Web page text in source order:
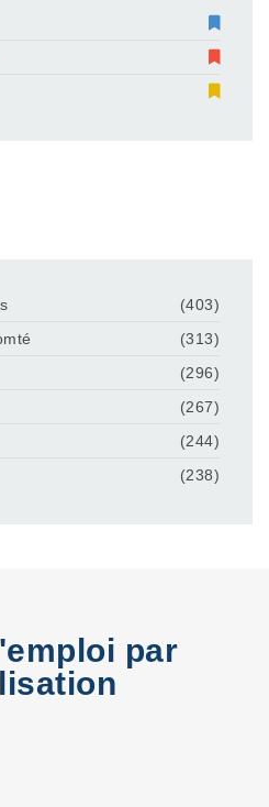
(403)
(313)
(296)
(267)
(244)
(238)
par